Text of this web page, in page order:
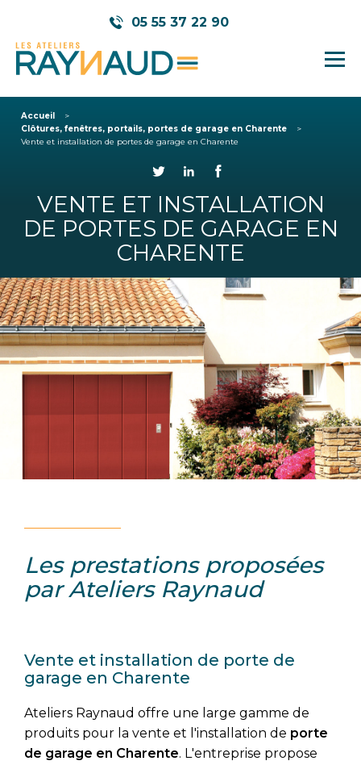
05 55 37 22 90
Accueil
Clôtures, fenêtres, portails, portes de garage en Charente
Vente et installation de portes de garage en Charente
VENTE ET INSTALLATION
DE PORTES DE GARAGE EN
CHARENTE
Les prestations proposées
par Ateliers Raynaud
Vente et installation de porte de
garage en Charente
Ateliers Raynaud offre une large gamme de
produits pour la vente et l'installation de porte
de garage en Charente. L'entreprise propose